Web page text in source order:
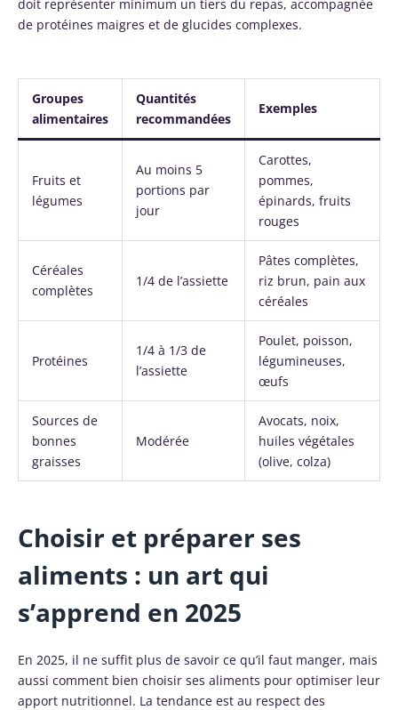
doit représenter minimum un tiers du repas, accompagnée
de protéines maigres et de glucides complexes.
Groupes
alimentaires
Quantités
recommandées
Exemples
Fruits et
légumes
Au moins 5
portions par
jour
Carottes,
pommes,
épinards, fruits
rouges
Céréales
complètes
1/4 de l’assiette
Pâtes complètes,
riz brun, pain aux
céréales
Protéines
1/4 à 1/3 de
l’assiette
Poulet, poisson,
légumineuses,
œufs
Sources de
bonnes
graisses
Modérée
Avocats, noix,
huiles végétales
(olive, colza)
Choisir et préparer ses
aliments : un art qui
s’apprend en 2025
En 2025, il ne suffit plus de savoir ce qu’il faut manger, mais
aussi comment bien choisir ses aliments pour optimiser leur
apport nutritionnel. La tendance est au respect des